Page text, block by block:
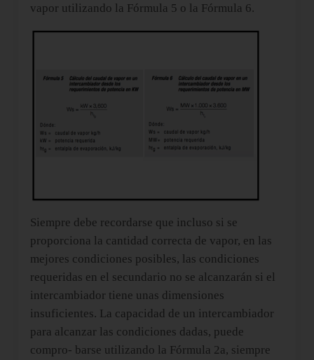
vapor utilizando la Fórmula 5 o la Fórmula 6.
Siempre debe recordarse que incluso si se
proporciona la cantidad correcta de vapor, en las
mejores condiciones posibles, las condiciones
requeridas en el secundario no se alcanzarán si el
intercambiador tiene unas dimensiones
insuficientes. La capacidad de un intercambiador
para alcanzar las condiciones dadas, puede
compro- barse utilizando la Fórmula 2a, siempre